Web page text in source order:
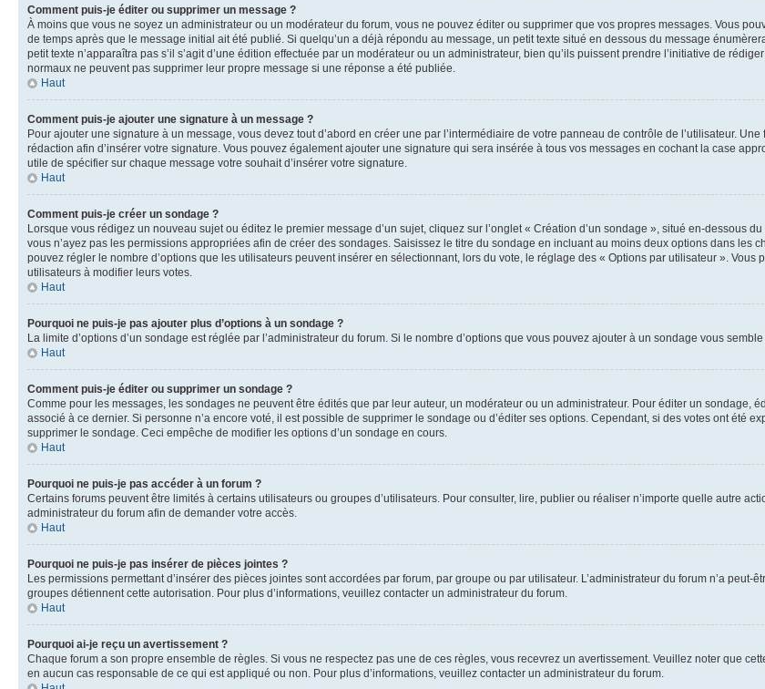
Comment puis-je éditer ou supprimer un message ?
À moins que vous ne soyez un administrateur ou un modérateur du forum, vous ne pouvez éditer ou supprimer que vos propres messages. Vous
de temps après que le message initial ait été publié. Si quelqu’un a déjà répondu au message, un petit texte situé en dessous du message
petit texte n’apparaîtra pas s’il s’agit d’une édition effectuée par un modérateur ou un administrateur, bien qu’ils puissent prendre l’initiative de
normaux ne peuvent pas supprimer leur propre message si une réponse a été publiée.
Haut
Comment puis-je ajouter une signature à un message ?
Pour ajouter une signature à un message, vous devez tout d’abord en créer une par l’intermédiaire de votre panneau de contrôle de l’utilisateur.
rédaction afin d’insérer votre signature. Vous pouvez également ajouter une signature qui sera insérée à tous vos messages en cochant la case
utile de spécifier sur chaque message votre souhait d’insérer votre signature.
Haut
Comment puis-je créer un sondage ?
Lorsque vous rédigez un nouveau sujet ou éditez le premier message d’un sujet, cliquez sur l’onglet « Création d’un sondage », situé en-dessous
vous n’ayez pas les permissions appropriées afin de créer des sondages. Saisissez le titre du sondage en incluant au moins deux options dans les
pouvez régler le nombre d’options que les utilisateurs peuvent insérer en sélectionnant, lors du vote, le réglage des « Options par utilisateur ».
utilisateurs à modifier leurs votes.
Haut
Pourquoi ne puis-je pas ajouter plus d’options à un sondage ?
La limite d’options d’un sondage est réglée par l’administrateur du forum. Si le nombre d’options que vous pouvez ajouter à un sondage vous
Haut
Comment puis-je éditer ou supprimer un sondage ?
Comme pour les messages, les sondages ne peuvent être édités que par leur auteur, un modérateur ou un administrateur. Pour éditer un sondage,
associé à ce dernier. Si personne n’a encore voté, il est possible de supprimer le sondage ou d’éditer ses options. Cependant, si des votes ont été
supprimer le sondage. Ceci empêche de modifier les options d’un sondage en cours.
Haut
Pourquoi ne puis-je pas accéder à un forum ?
Certains forums peuvent être limités à certains utilisateurs ou groupes d’utilisateurs. Pour consulter, lire, publier ou réaliser n’importe quelle autre
administrateur du forum afin de demander votre accès.
Haut
Pourquoi ne puis-je pas insérer de pièces jointes ?
Les permissions permettant d’insérer des pièces jointes sont accordées par forum, par groupe ou par utilisateur. L’administrateur du forum n’a
groupes détiennent cette autorisation. Pour plus d’informations, veuillez contacter un administrateur du forum.
Haut
Pourquoi ai-je reçu un avertissement ?
Chaque forum a son propre ensemble de règles. Si vous ne respectez pas une de ces règles, vous recevrez un avertissement. Veuillez noter que
en aucun cas responsable de ce qui est appliqué ou non. Pour plus d’informations, veuillez contacter un administrateur du forum.